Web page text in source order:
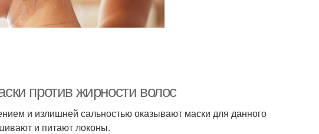
против жирности волос
и излишней сальностью оказывают маски для данного
и питают локоны.